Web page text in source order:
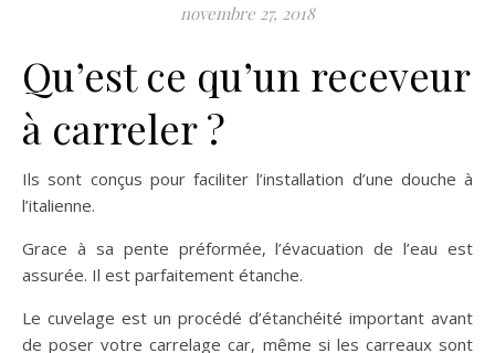
novembre 27, 2018
Qu’est ce qu’un receveur
à carreler ?
Ils sont conçus pour faciliter l’installation d’une douche à
l’italienne.
Grace à sa pente préformée, l’évacuation de l’eau est
assurée. Il est parfaitement étanche.
Le cuvelage est un procédé d’étanchéité important avant
de poser votre carrelage car, même si les carreaux sont